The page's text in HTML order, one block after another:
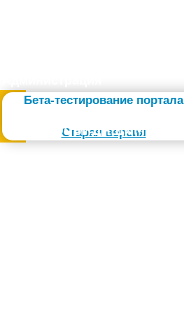
Бета-тестирование портала
Старая версия
Слабовидящим